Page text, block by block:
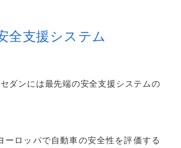
全支援システム
ダンには最先端の安全支援システムの
ーロッパで自動車の安全性を評価する